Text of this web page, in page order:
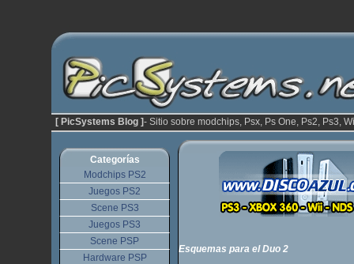
[ PicSystems Blog ]- Sitio sobre modchips, Psx, Ps One, Ps2, Ps3,
Categorías
Modchips PS2
Juegos PS2
Scene PS3
Juegos PS3
Scene PSP
Hardware PSP
Esquemas para el Duo 2